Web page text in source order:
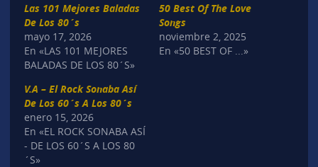
Las 101 Mejores Baladas
De Los 80´s
mayo 17, 2026
En «LAS 101 MEJORES
BALADAS DE LOS 80´S»
50 Best Of The Love
Songs
noviembre 2, 2025
En «50 BEST OF ...»
V.A – El Rock Sonaba Así
De Los 60´s A Los 80´s
enero 15, 2026
En «EL ROCK SONABA ASÍ
- DE LOS 60´S A LOS 80
´S»